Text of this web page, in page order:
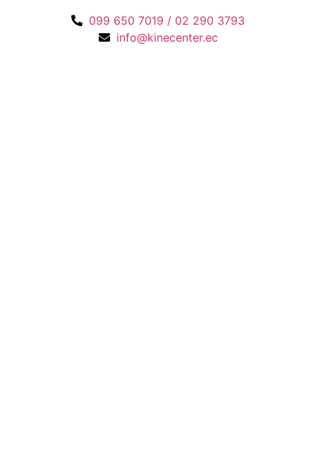
099 650 7019 / 02 290 3793
info@kinecenter.ec